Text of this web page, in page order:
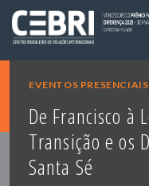
EVENTOS PRESENCIAIS
De Francisco à
Transição e os
Santa Sé